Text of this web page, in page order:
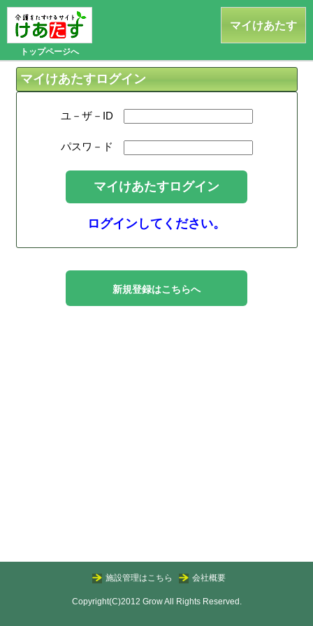
けあたす
トップページへ
マイけあたす
マイけあたすログイン
ユ－ザ－ID
パスワ－ド
ログインしてください。
新規登録はこちらへ
施設管理はこちら 会社概要
Copyright(C)2012 Grow All Rights Reserved.